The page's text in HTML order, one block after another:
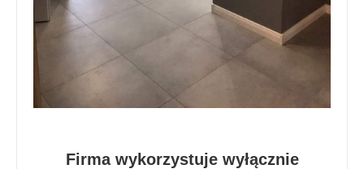
Firma wykorzystuje wyłącznie